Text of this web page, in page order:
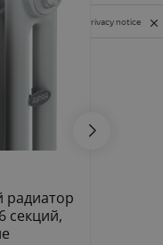
радиатор
секций,
Privacy notice